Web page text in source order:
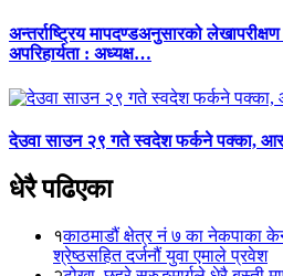
अन्तर्राष्ट्रिय मापदण्डअनुसारको
अपरिहार्यता : अध्यक्ष…
देउवा साउन २९ गते स्वदेश फर्कने पक्का,
धेरै पढिएका
१काठमाडौं क्षेत्र नं ७ का नेकपाका
श्रेष्ठसहित दर्जनौं युवा एमाले प्रवेश